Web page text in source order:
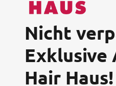
Nicht
Exklusive
Hair Haus!